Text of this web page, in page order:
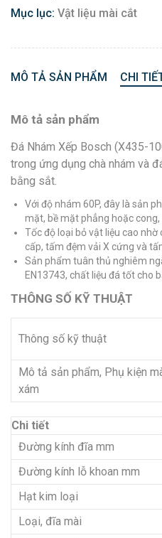
Mục lục: Vật liệu mài cắt
MÔ TẢ SẢN PHẨM CHI
Mô tả sản phẩm
Đá Nhám Xếp Bosch (X435-
trong ứng dụng chà nhám và
bằng sắt.
Với độ nhám 60P, đây là sản
mặt, bề mặt phẳng hoặc cong,
Tốc độ loại bỏ vật liệu cao
cấp, tấm đệm vải X cứng và
Sản phẩm tuân thủ nghiêm
EN13743, chất liệu đá tốt cho
THÔNG SỐ KỸ THUẬT
Thông số kỹ thuật
Mô tả sản phẩm, Phụ kiện
xám
Chi tiết
Đường kính đĩa mm
Đường kính lỗ khoan mm
Hạt kim loại
Loại, đĩa mài